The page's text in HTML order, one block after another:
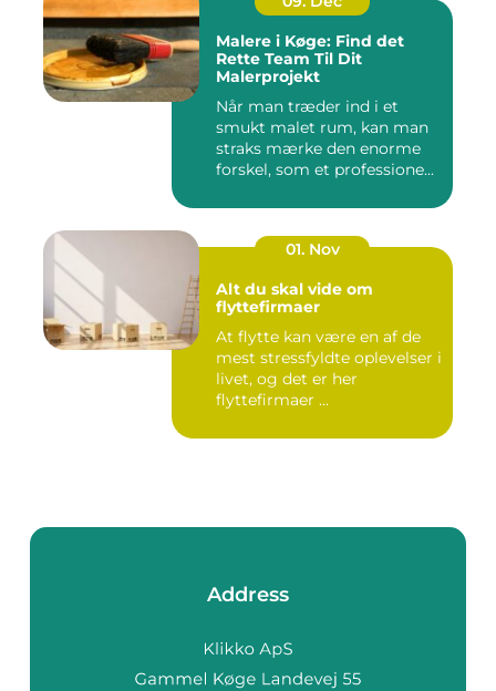
Malere i Køge: Find det
Rette Team Til Dit
Malerprojekt
Når man træder ind i et
smukt malet rum, kan man
straks mærke den enorme
forskel, som et professione...
01. Nov
Alt du skal vide om
flyttefirmaer
At flytte kan være en af de
mest stressfyldte oplevelser i
livet, og det er her
flyttefirmaer ...
Address